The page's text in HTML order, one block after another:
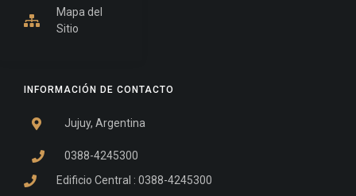
INFORMACIÓN DE CONTACTO
Jujuy, Argentina
0388-4245300
Edificio Central : 0388-4245300
Mapa del
Sitio